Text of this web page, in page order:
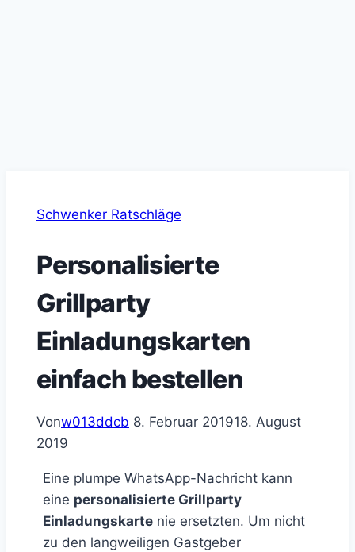
Schwenker Ratschläge
Personalisierte
Grillparty
Einladungskarten
einfach bestellen
Vonw013ddcb 8. Februar 201918. August
2019
Eine plumpe WhatsApp-Nachricht kann
eine personalisierte Grillparty
Einladungskarte nie ersetzten. Um nicht
zu den langweiligen Gastgeber